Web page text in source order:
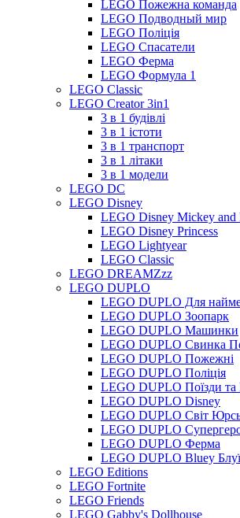
LEGO Пожежна команда
LEGO Подводный мир
LEGO Поліція
LEGO Спасатели
LEGO Ферма
LEGO Формула 1
LEGO Classic
LEGO Creator 3in1
3 в 1 будівлі
3 в 1 істоти
3 в 1 транспорт
3 в 1 літаки
3 в 1 модели
LEGO DC
LEGO Disney
LEGO Disney Mickey and
LEGO Disney Princess
LEGO Lightyear
LEGO Classic
LEGO DREAMZzz
LEGO DUPLO
LEGO DUPLO Для
LEGO DUPLO Зоопарк
LEGO DUPLO Машинки
LEGO DUPLO Свинка
LEGO DUPLO Пожежні
LEGO DUPLO Поліція
LEGO DUPLO Поїзди та
LEGO DUPLO Disney
LEGO DUPLO Світ
LEGO DUPLO
LEGO DUPLO Ферма
LEGO DUPLO Bluey Блуї
LEGO Editions
LEGO Fortnite
LEGO Friends
LEGO Gabby's Dollhouse